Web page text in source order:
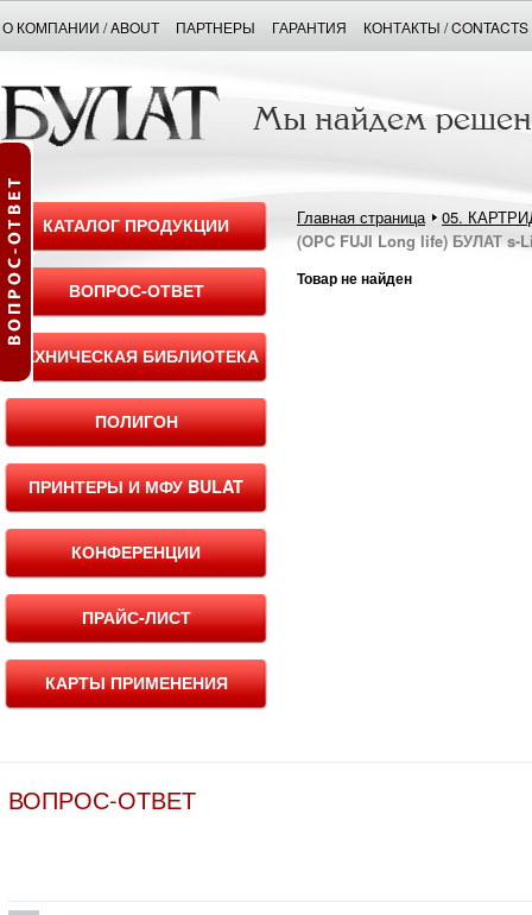
О КОМПАНИИ / ABOUT ПАРТНЕРЫ ГАРАНТИЯ КОНТАКТЫ / CONTACTS
КАТАЛОГ ПРОДУКЦИИ
ВОПРОС-ОТВЕТ
ТЕХНИЧЕСКАЯ БИБЛИОТЕКА
ПОЛИГОН
ПРИНТЕРЫ И МФУ BULAT
КОНФЕРЕНЦИИ
ПРАЙС-ЛИСТ
КАРТЫ ПРИМЕНЕНИЯ
Главная страница
05.
(OPC FUJI Long life) БУЛАТ s-
Товар не найден
ВОПРОС-ОТВЕТ